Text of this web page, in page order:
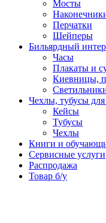
Мосты
Перчатки
Шейперы
Бильярдный
Часы
Плакаты и
Киевницы,
Чехлы, тубусы для
Кейсы
Тубусы
Чехлы
Книги и
Сервисные услуги
Распродажа
Товар б/у